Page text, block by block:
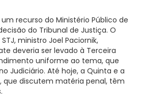
recurso do Ministério Público de
do Tribunal de Justiça. O
ministro Joel Paciornik,
deveria ser levado à Terceira
uniforme ao tema, que
Judiciário. Até hoje, a Quinta e a
que discutem matéria penal, têm